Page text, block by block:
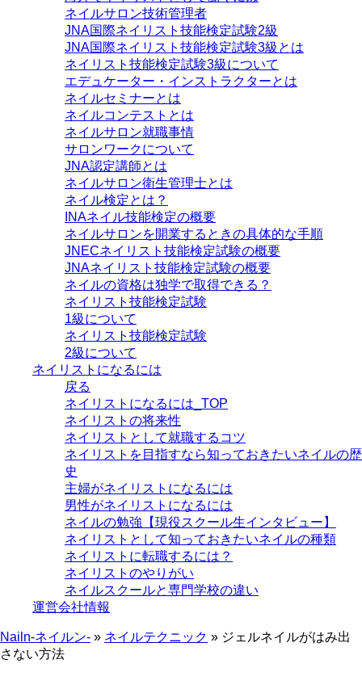
ネイルサロン技術管理者
JNA国際ネイリスト技能検定試験2級
JNA国際ネイリスト技能検定試験3級とは
ネイリスト技能検定試験3級について
エデュケーター・インストラクターとは
ネイルセミナーとは
ネイルコンテストとは
ネイルサロン就職事情
サロンワークについて
JNA認定講師とは
ネイルサロン衛生管理士とは
ネイル検定とは？
INAネイル技能検定の概要
ネイルサロンを開業するときの具体的な手順
JNECネイリスト技能検定試験の概要
JNAネイリスト技能検定試験の概要
ネイルの資格は独学で取得できる？
ネイリスト技能検定試験
1級について
ネイリスト技能検定試験
2級について
ネイリストになるには
戻る
ネイリストになるには_TOP
ネイリストの将来性
ネイリストとして就職するコツ
ネイリストを目指すなら知っておきたいネイルの歴
史
主婦がネイリストになるには
男性がネイリストになるには
ネイルの勉強【現役スクール生インタビュー】
ネイリストとして知っておきたいネイルの種類
ネイリストに転職するには？
ネイリストのやりがい
ネイルスクールと専門学校の違い
運営会社情報
Nailn-ネイルン- » ネイルテクニック » ジェルネイルがはみ出
さない方法